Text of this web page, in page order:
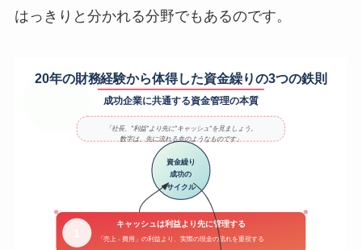
はっきりと分かれる分野でもあるのです。